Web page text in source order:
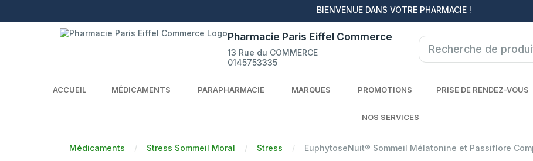
BIENVENUE DANS VOTRE PHARMACIE !
Pharmacie Paris Eiffel Commerce
13 Rue du COMMERCE
0145753335
ACCUEIL MÉDICAMENTS PARAPHARMACIE MARQUES PROMOTIONS PRISE DE RENDEZ-VOUS
NOS SERVICES
Médicaments Stress Sommeil Moral Stress EuphytoseNuit® Sommeil Mélatonine et Passiflore